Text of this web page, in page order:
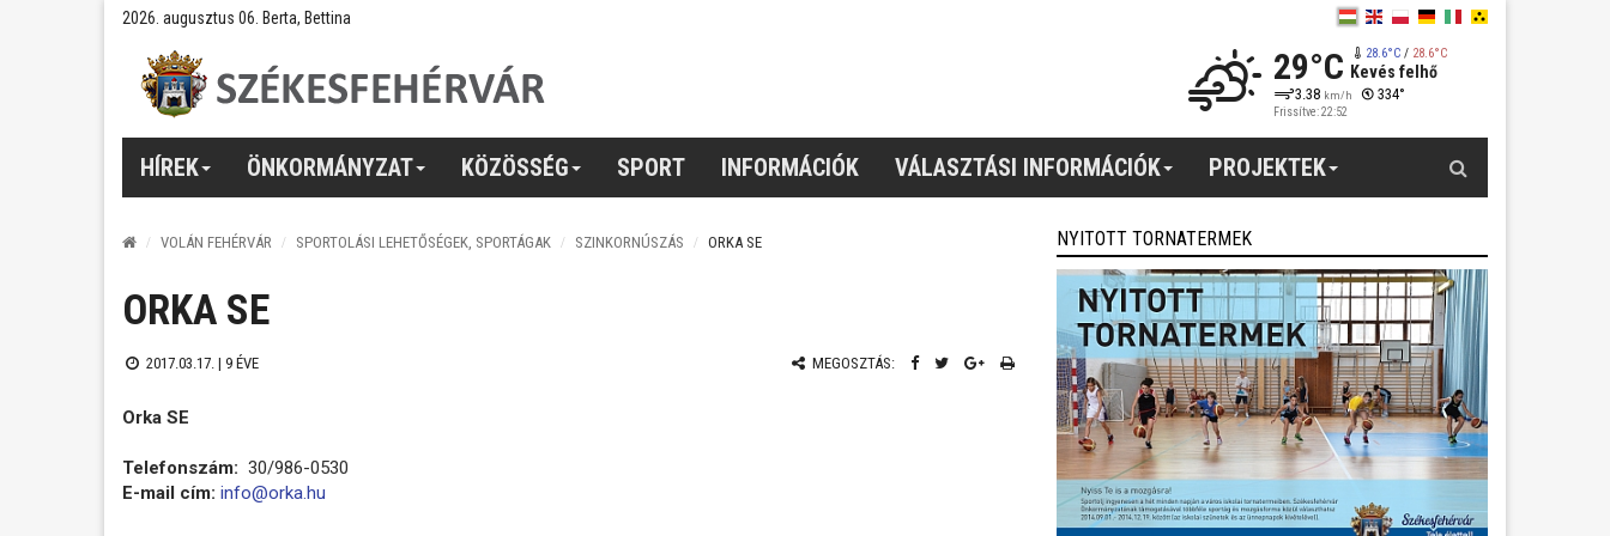
2026. augusztus 06. Berta, Bettina
29°C 28.6°C/ 28.6°C
Kevés felhő
3.38 km/h 334°
Frissítve: 22:52
HÍREK ÖNKORMÁNYZAT KÖZÖSSÉG SPORT INFORMÁCIÓK VÁLASZTÁSI INFORMÁCIÓK PROJEKTEK
VOLÁN FEHÉRVÁR SPORTOLÁSI LEHETŐSÉGEK, SPORTÁGAK SZINKORNÚSZÁS ORKA SE
ORKA SE
2017.03.17. | 9 ÉVE MEGOSZTÁS:
Orka SE
Telefonszám: 30/986-0530
E-mail cím: info@orka.hu
NYITOTT TORNATERMEK